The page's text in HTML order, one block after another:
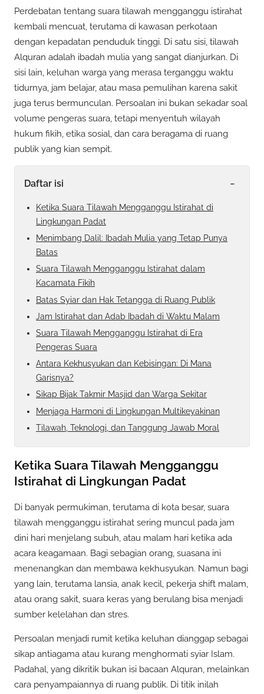
Perdebatan tentang suara tilawah mengganggu istirahat
kembali mencuat, terutama di kawasan perkotaan
dengan kepadatan penduduk tinggi. Di satu sisi, tilawah
Alquran adalah ibadah mulia yang sangat dianjurkan. Di
sisi lain, keluhan warga yang merasa terganggu waktu
tidurnya, jam belajar, atau masa pemulihan karena sakit
juga terus bermunculan. Persoalan ini bukan sekadar soal
volume pengeras suara, tetapi menyentuh wilayah
hukum fikih, etika sosial, dan cara beragama di ruang
publik yang kian sempit.
Daftar isi -
Ketika Suara Tilawah Mengganggu Istirahat di
Lingkungan Padat
Menimbang Dalil: Ibadah Mulia yang Tetap Punya
Batas
Suara Tilawah Mengganggu Istirahat dalam
Kacamata Fikih
Batas Syiar dan Hak Tetangga di Ruang Publik
Jam Istirahat dan Adab Ibadah di Waktu Malam
Suara Tilawah Mengganggu Istirahat di Era
Pengeras Suara
Antara Kekhusyukan dan Kebisingan: Di Mana
Garisnya?
Sikap Bijak Takmir Masjid dan Warga Sekitar
Menjaga Harmoni di Lingkungan Multikeyakinan
Tilawah, Teknologi, dan Tanggung Jawab Moral
Ketika Suara Tilawah Mengganggu
Istirahat di Lingkungan Padat
Di banyak permukiman, terutama di kota besar, suara
tilawah mengganggu istirahat sering muncul pada jam
dini hari menjelang subuh, atau malam hari ketika ada
acara keagamaan. Bagi sebagian orang, suasana ini
menenangkan dan membawa kekhusyukan. Namun bagi
yang lain, terutama lansia, anak kecil, pekerja shift malam,
atau orang sakit, suara keras yang berulang bisa menjadi
sumber kelelahan dan stres.
Persoalan menjadi rumit ketika keluhan dianggap sebagai
sikap antiagama atau kurang menghormati syiar Islam.
Padahal, yang dikritik bukan isi bacaan Alquran, melainkan
cara penyampaiannya di ruang publik. Di titik inilah